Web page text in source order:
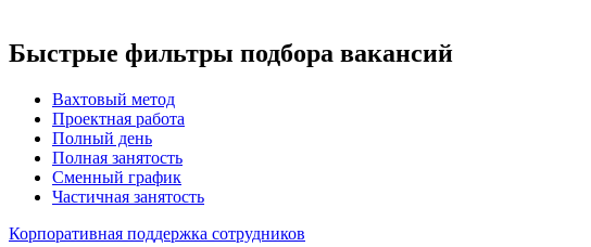
Быстрые фильтры подбора вакансий
Вахтовый метод
Проектная работа
Полный день
Полная занятость
Сменный график
Частичная занятость
Корпоративная поддержка сотрудников